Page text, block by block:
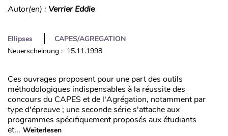
Autor(en) : Verrier Eddie
Ellipses
CAPES/AGREGATION
Neuerscheinung : 15.11.1998
Ces ouvrages proposent pour une part des outils
méthodologiques indispensables à la réussite des
concours du CAPES et de l'Agrégation, notamment par
type d'épreuve ; une seconde série s'attache aux
programmes spécifiquement proposés aux étudiants
et... Weiterlesen